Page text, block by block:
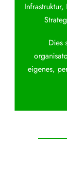
Dies
eigenes,